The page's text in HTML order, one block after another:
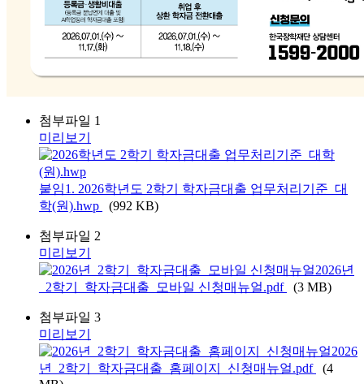
첨부파일 1
미리보기
붙임1. 2026학년도 2학기 학자금대출 업무처리기준_대
학(원).hwp
(992 KB)
첨부파일 2
미리보기
2026년
_2학기_학자금대출_모바일 신청매뉴얼.pdf
(3 MB)
첨부파일 3
미리보기
2026
년_2학기_학자금대출_홈페이지_신청매뉴얼.pdf
(4